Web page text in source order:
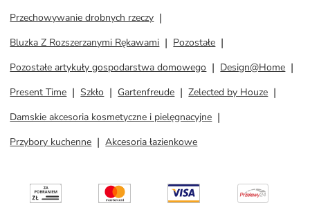
Przechowywanie drobnych rzeczy
Bluzka Z Rozszerzanymi Rękawami
Pozostałe
Pozostałe artykuły gospodarstwa domowego
Design@Home
Present Time
Szkło Gartenfreude
Zelected by Houze
Damskie akcesoria kosmetyczne i pielęgnacyjne
Przybory kuchenne
Akcesoria łazienkowe